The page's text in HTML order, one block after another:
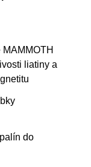
liatiny a
do